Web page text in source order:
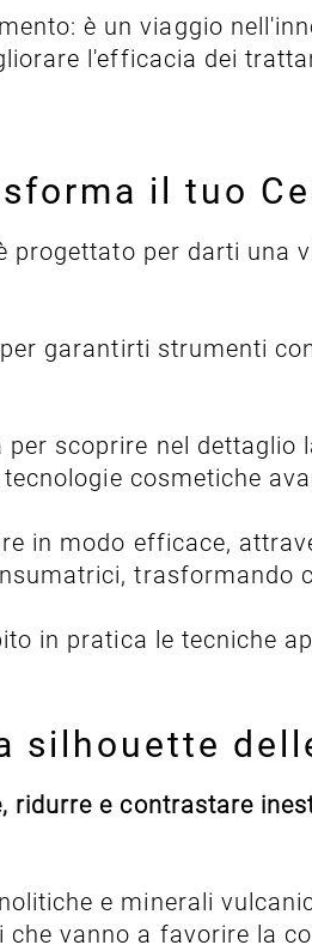
è un viaggio
l'efficacia dei
il tuo
progettato per darti una
garantirti strumenti
scoprire nel
cosmetiche
in modo efficace,
trasformando
in pratica le tecniche
silhouette
ridurre e contrastare
e minerali
vanno a favorire la